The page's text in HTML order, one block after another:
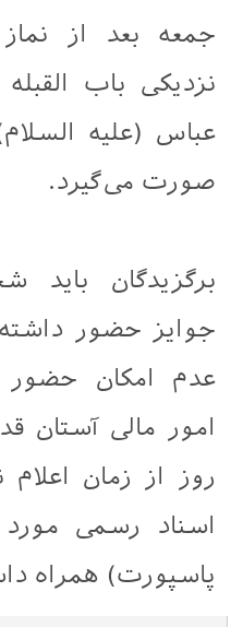
جمعه بعد از
نزدیکی باب
عباس (عليه
صورت می‌گیرد.
برگزیدگان باید
جوایز حضور
عدم امکان حضور
امور مالی آستان
روز از زمان اعلام
اسناد رسمی
پاسپورت) همراه